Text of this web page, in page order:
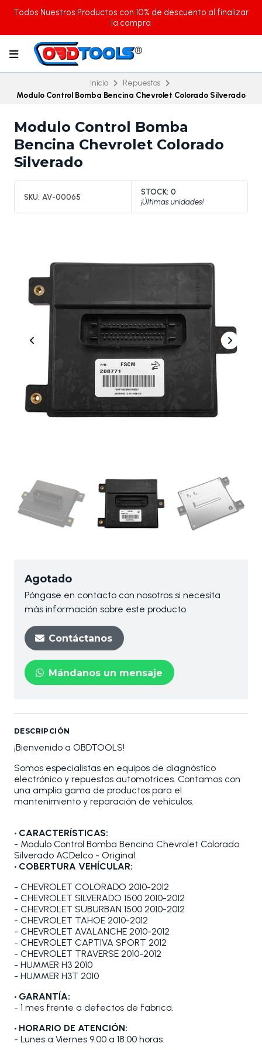
Todos Nuestros Productos con 10% de descuento al finalizar
la compra
Inicio
Repuestos
Modulo Control Bomba Bencina Chevrolet Colorado Silverado
Modulo Control Bomba
Bencina Chevrolet Colorado
Silverado
SKU: AV-00065
STOCK: 0
¡Últimas unidades!
Agotado
Póngase en contacto con nosotros si necesita
más información sobre este producto.
Contáctanos
Mándanos un mensaje
DESCRIPCIÓN
¡Bienvenido a OBDTOOLS!
Somos especialistas en equipos de diagnóstico
electrónico y repuestos automotrices. Contamos con
una amplia gama de productos para el
mantenimiento y reparación de vehículos.
• CARACTERÍSTICAS:
- Modulo Control Bomba Bencina Chevrolet Colorado
Silverado ACDelco - Original.
• COBERTURA VEHÍCULAR:
- CHEVROLET COLORADO 2010-2012
- CHEVROLET SILVERADO 1500 2010-2012
- CHEVROLET SUBURBAN 1500 2010-2012
- CHEVROLET TAHOE 2010-2012
- CHEVROLET AVALANCHE 2010-2012
- CHEVROLET CAPTIVA SPORT 2012
- CHEVROLET TRAVERSE 2010-2012
- HUMMER H3 2010
- HUMMER H3T 2010
• GARANTÍA:
- 1 mes frente a defectos de fabrica.
• HORARIO DE ATENCIÓN:
- Lunes a Viernes 9:00 a 18:00 horas.